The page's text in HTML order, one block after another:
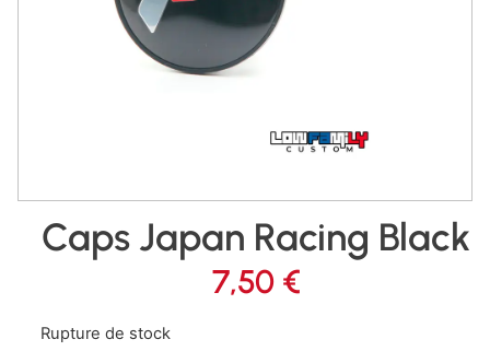
Caps Japan Racing Black
7,50 €
Rupture de stock